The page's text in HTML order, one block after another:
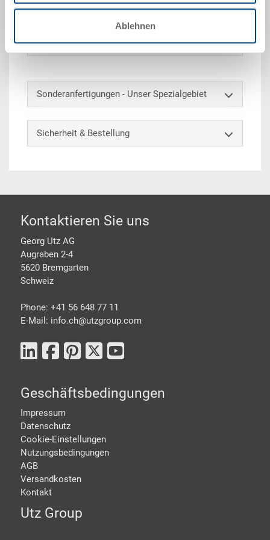
Ablehnen
gekennzeichnet und unterteilt werden.
Optionales Zubehör
Sonderanfertigungen - Unser Spezialgebiet
Sicherheit & Bestellung
Footer
Kontaktieren Sie uns
Georg Utz AG
Augraben 2-4
5620 Bremgarten
Schweiz
Phone: +41 56 648 77 11
E-Mail: info.ch@utzgroup.com
Geschäftsbedingungen
Impressum
Datenschutz
Cookie-Einstellungen
Nutzungsbedingungen
AGB
Versandkosten
Kontakt
Utz Group